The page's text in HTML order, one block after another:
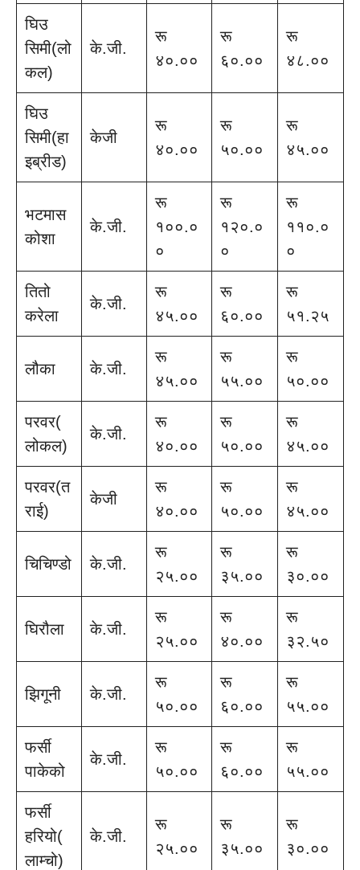
घिउ
सिमी(लो
कल)
के.जी.
रू
४०.००
रू
६०.००
रू
४८.००
घिउ
सिमी(हा
इब्रीड)
केजी
रू
४०.००
रू
५०.००
रू
४५.००
भटमास
कोशा
के.जी.
रू
१००.०
०
रू
१२०.०
०
रू
११०.०
०
तितो
करेला
के.जी.
रू
४५.००
रू
६०.००
रू
५१.२५
लौका के.जी.
रू
४५.००
रू
५५.००
रू
५०.००
परवर(
लोकल)
के.जी.
रू
४०.००
रू
५०.००
रू
४५.००
परवर(त
राई)
केजी
रू
४०.००
रू
५०.००
रू
४५.००
चिचिण्डो के.जी.
रू
२५.००
रू
३५.००
रू
३०.००
घिरौला के.जी.
रू
२५.००
रू
४०.००
रू
३२.५०
झिगूनी के.जी.
रू
५०.००
रू
६०.००
रू
५५.००
फर्सी
पाकेको
के.जी.
रू
५०.००
रू
६०.००
रू
५५.००
फर्सी
हरियो(
लाम्चो)
के.जी.
रू
२५.००
रू
३५.००
रू
३०.००